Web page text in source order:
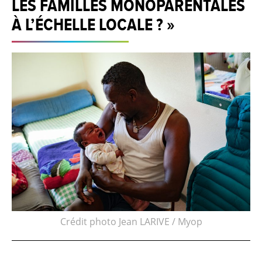
LES FAMILLES MONOPARENTALES
À L’ÉCHELLE LOCALE ? »
Crédit photo Jean LARIVE / Myop